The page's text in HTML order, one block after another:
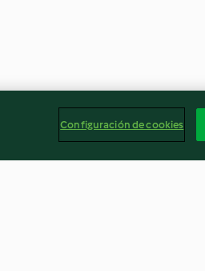
Configuración de cookies